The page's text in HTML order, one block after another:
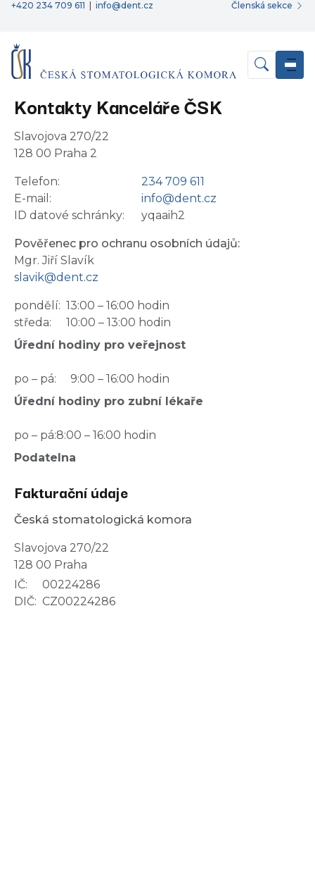
+420 234 709 611 info@dent.cz Členská sekce
Kontakty Kanceláře ČSK
Slavojova 270/22
128 00 Praha 2
Telefon:
234 709 611
E-mail:
info@dent.cz
ID datové schránky:
yqaaih2
Pověřenec pro ochranu osobních údajů:
Mgr. Jiří Slavík
slavik@dent.cz
Úřední hodiny pro veřejnost
pondělí: 13:00 – 16:00 hodin
středa:
10:00 – 13:00 hodin
Úřední hodiny pro zubní lékaře
po – pá: 9:00 – 16:00 hodin
Podatelna
po – pá:8:00 – 16:00 hodin
Fakturační údaje
Česká stomatologická komora
Slavojova 270/22
128 00 Praha
IČ:
00224286
DIČ: CZ00224286